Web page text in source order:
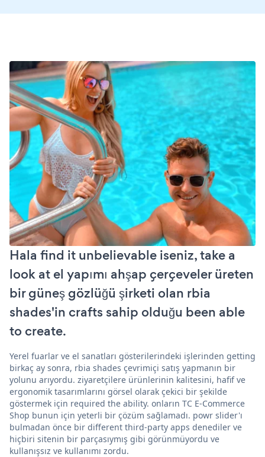
Hala find it unbelievable iseniz, take a
look at el yapımı ahşap çerçeveler üreten
bir güneş gözlüğü şirketi olan rbia
shades'in crafts sahip olduğu been able
to create.
Yerel fuarlar ve el sanatları gösterilerindeki işlerinden getting
birkaç ay sonra, rbia shades çevrimiçi satış yapmanın bir
yolunu arıyordu. ziyaretçilere ürünlerinin kalitesini, hafif ve
ergonomik tasarımlarını görsel olarak çekici bir şekilde
göstermek için required the ability. onların TC E-Commerce
Shop bunun için yeterli bir çözüm sağlamadı. powr slider'ı
bulmadan önce bir different third-party apps denediler ve
hiçbiri sitenin bir parçasıymış gibi görünmüyordu ve
kullanışsız ve kullanımı zordu.